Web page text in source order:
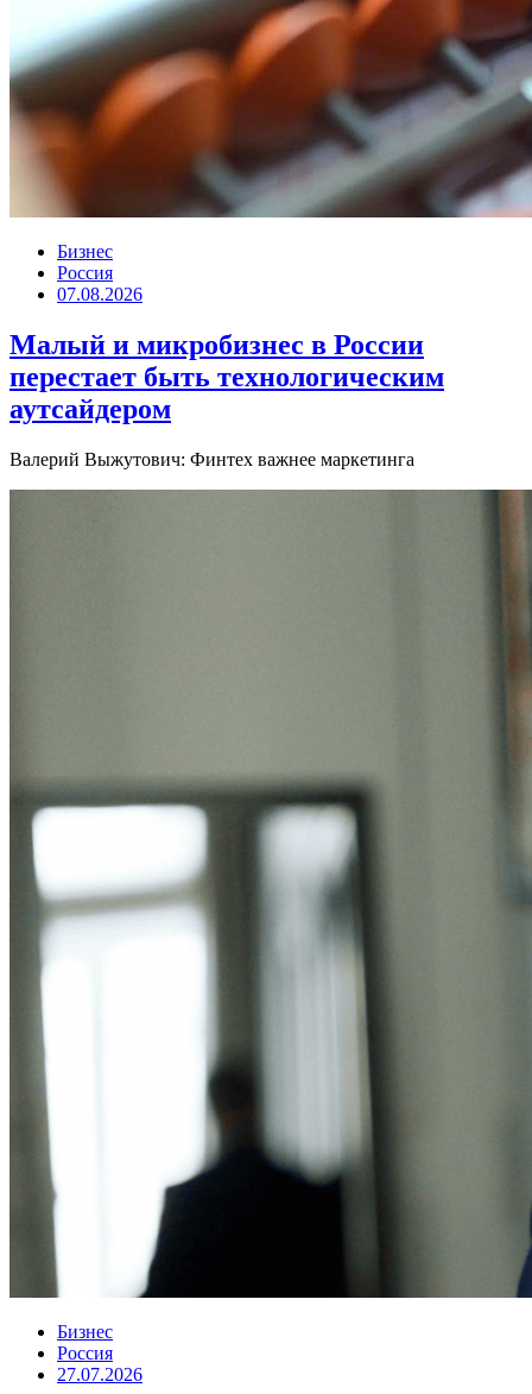
Бизнес
Россия
07.08.2026
Малый и микробизнес в России
перестает быть технологическим
аутсайдером
Валерий Выжутович: Финтех важнее маркетинга
Бизнес
Россия
27.07.2026